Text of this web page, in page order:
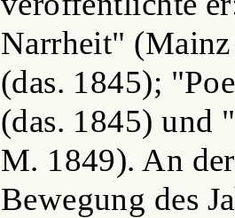
Narrheit"
(das. 1845);
(das. 1845) und
M. 1849). An
Bewegung des